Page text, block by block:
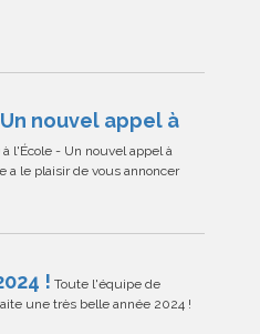
Un nouvel appel à
à l'École - Un nouvel appel à
a le plaisir de vous annoncer
! Toute l'équipe de
une très belle année 2024 !